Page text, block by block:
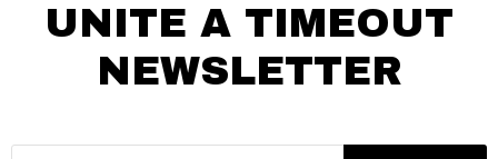
UNITE A TIMEOUT
NEWSLETTER